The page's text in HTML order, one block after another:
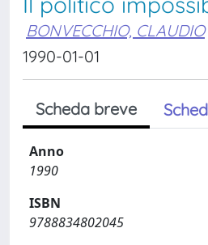
BONVECCHIO, CLAUDIO
1990-01-01
Scheda breve
Anno
1990
ISBN
9788834802045